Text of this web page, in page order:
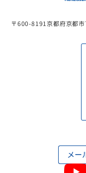
〒600-8191京都府京都